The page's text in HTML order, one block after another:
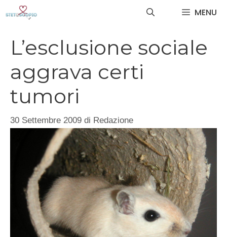
MENU
L’esclusione sociale
aggrava certi
tumori
30 Settembre 2009 di Redazione